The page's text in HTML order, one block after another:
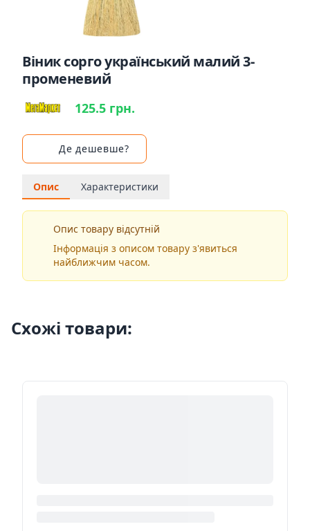
Віник сорго український малий 3-
променевий
125.5 грн.
Де дешевше?
Опис Характеристики
Опис товару відсутній
Інформація з описом товару з'явиться
найближчим часом.
Схожі товари: